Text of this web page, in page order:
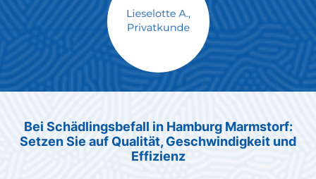
Max Mustermann
Bei Schädlingsbefall in Hamburg Marmstorf:
Setzen Sie auf Qualität, Geschwindigkeit und
Effizienz